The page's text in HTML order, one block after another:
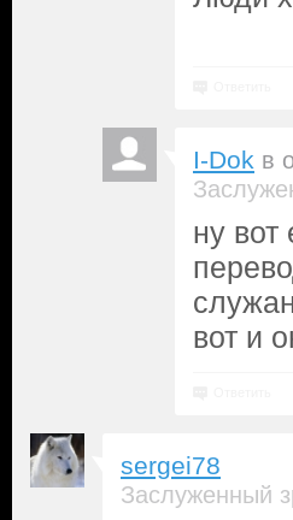
I-Dok в
ну
вот и
sergei78
Заслуженный